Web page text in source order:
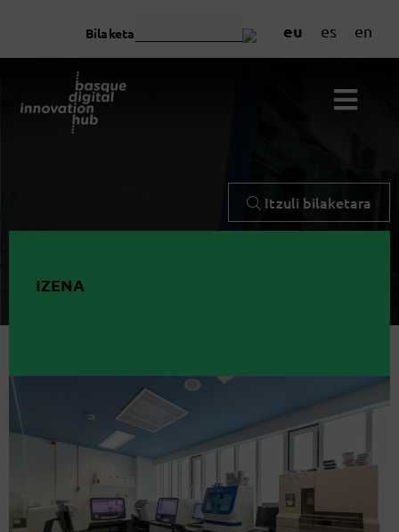
eu es en
Bilaketa
Itzuli bilaketara
IZENA